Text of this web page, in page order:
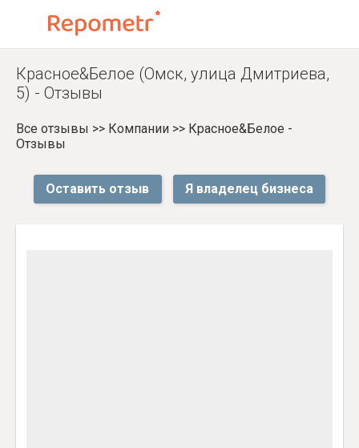
Красное&Белое (Омск, улица Дмитриева,
5) - Отзывы
Все отзывы >> Компании >> Красное&Белое -
Отзывы
Оставить отзыв Я владелец бизнеса